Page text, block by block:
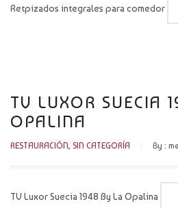
Retpizados integrales para comedor
TV LUXOR SUECIA
OPALINA
RESTAURACIÓN, SIN CATEGORÍA By :
TV Luxor Suecia 1948 By La Opalina